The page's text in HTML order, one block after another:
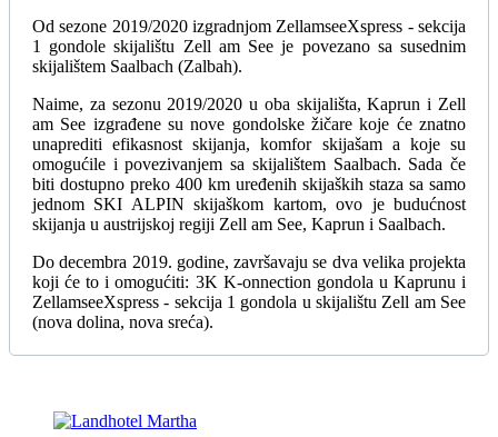
Od sezone 2019/2020 izgradnjom ZellamseeXspress - sekcija
1 gondole skijalištu Zell am See je povezano sa susednim
skijalištem Saalbach (Zalbah).
Naime, za sezonu 2019/2020 u oba skijališta, Kaprun i Zell
am See izgrađene su nove gondolske žičare koje će znatno
unaprediti efikasnost skijanja, komfor skijašam a koje su
omogućile i povezivanjem sa skijalištem Saalbach. Sada če
biti dostupno preko 400 km uređenih skijaških staza sa samo
jednom SKI ALPIN skijaškom kartom, ovo je budućnost
skijanja u austrijskoj regiji Zell am See, Kaprun i Saalbach.
Do decembra 2019. godine, završavaju se dva velika projekta
koji će to i omogućiti: 3K K-onnection gondola u Kaprunu i
ZellamseeXspress - sekcija 1 gondola u skijalištu Zell am See
(nova dolina, nova sreća).